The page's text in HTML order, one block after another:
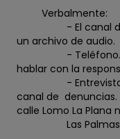
Verbalmente:
- El canal de
un archivo de audio.
- Teléfono.
hablar con la
- Entrevista en
canal de denuncias.
calle Lomo La Plana
Las Palmas de